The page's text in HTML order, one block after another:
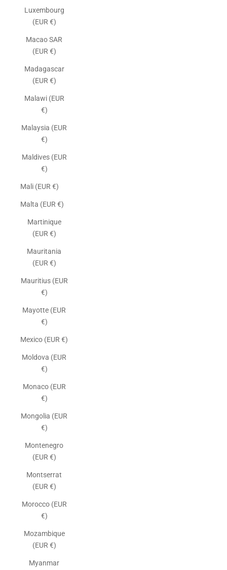
Luxembourg
(EUR €)
Macao SAR
(EUR €)
Madagascar
(EUR €)
Malawi (EUR
€)
Malaysia (EUR
€)
Maldives (EUR
€)
Mali (EUR €)
Malta (EUR €)
Martinique
(EUR €)
Mauritania
(EUR €)
Mauritius (EUR
€)
Mayotte (EUR
€)
Mexico (EUR €)
Moldova (EUR
€)
Monaco (EUR
€)
Mongolia (EUR
€)
Montenegro
(EUR €)
Montserrat
(EUR €)
Morocco (EUR
€)
Mozambique
(EUR €)
Myanmar